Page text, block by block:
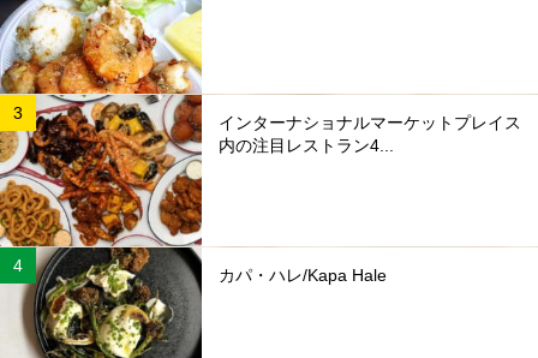
インターナショナルマーケットプレイス
内の注目レストラン4...
カパ・ハレ/Kapa Hale